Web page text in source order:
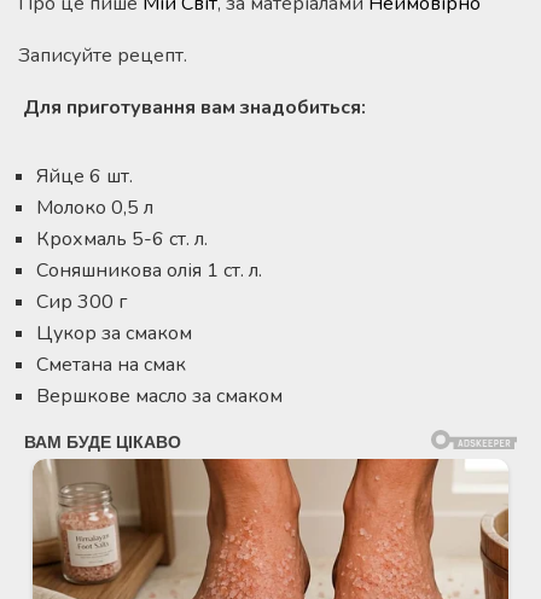
Записуйте рецепт.
Для приготування вам знадобиться:
Яйце 6 шт.
Молоко 0,5 л
Крохмаль 5-6 ст. л.
Соняшникова олія 1 ст. л.
Сир 300 г
Цукор за смаком
Сметана на смак
Вершкове масло за смаком